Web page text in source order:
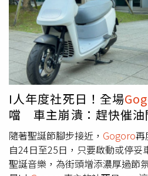
備幫助他們學習與復健，以及增
會。汽車不只是他們移動的交通
具、設備經由車輛，載往偏鄉的
湛建設持續投入公益，用實際行
網絡，支持發展遲緩與身心障礙
份穩定的力量，也帶給家長與提
感。活動中也安排慢飛天使和惠
愛心到人間」不僅僅是一個餐會
社會的橋樑。（圖／方萬民攝）
了回饋演出，家扶小朋友表演唱
派出合唱團及樂團輪番登場表演
出，卻代表著他們最真摯的感謝
國二路站） 地址：高雄市三民
目：汽油 金額：90元旺來昌生
高雄市左營區博愛三路466號
額：99元財政部提醒民眾，手中
於兌獎期限內領取獎金；同時建
知，避免錯失高額獎項。
西」、「我也是這樣帶比薩回家
道：「確定台灣的路況，Pizza
應，阿伯行車速度不超過30公里
此外，還有許多機車族分享各自
行李束帶來捆綁」、「我買置物
6盒比薩」、「把披薩放後座用
廂，披薩很穩完全不會晃也沒有
電動車車主破解，「不好意思，
車廂無法啟動」、「 GOGORO車
車子發不動」、「Gogoro我是
騎」。
I人年度社死日！全場
噹 車主崩潰：趕快催油
隨著聖誕節腳步接近， Gogoro再
自24日至25日，只要啟動或停妥
聖誕音樂，為街頭增添濃厚過節